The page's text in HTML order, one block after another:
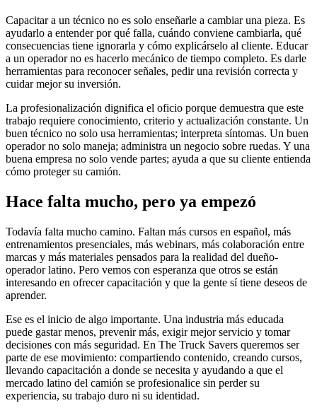
Capacitar a un técnico no es solo enseñarle a cambiar una pieza. Es
ayudarlo a entender por qué falla, cuándo conviene cambiarla, qué
consecuencias tiene ignorarla y cómo explicárselo al cliente. Educar
a un operador no es hacerlo mecánico de tiempo completo. Es darle
herramientas para reconocer señales, pedir una revisión correcta y
cuidar mejor su inversión.
La profesionalización dignifica el oficio porque demuestra que este
trabajo requiere conocimiento, criterio y actualización constante. Un
buen técnico no solo usa herramientas; interpreta síntomas. Un buen
operador no solo maneja; administra un negocio sobre ruedas. Y una
buena empresa no solo vende partes; ayuda a que su cliente entienda
cómo proteger su camión.
Hace falta mucho, pero ya empezó
Todavía falta mucho camino. Faltan más cursos en español, más
entrenamientos presenciales, más webinars, más colaboración entre
marcas y más materiales pensados para la realidad del dueño-
operador latino. Pero vemos con esperanza que otros se están
interesando en ofrecer capacitación y que la gente sí tiene deseos de
aprender.
Ese es el inicio de algo importante. Una industria más educada
puede gastar menos, prevenir más, exigir mejor servicio y tomar
decisiones con más seguridad. En The Truck Savers queremos ser
parte de ese movimiento: compartiendo contenido, creando cursos,
llevando capacitación a donde se necesita y ayudando a que el
mercado latino del camión se profesionalice sin perder su
experiencia, su trabajo duro ni su identidad.